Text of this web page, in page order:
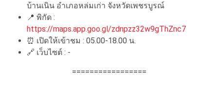
บ้านเนิน อำเภอหล่มเก่า จังหวัดเพชรบูรณ์
📍 พิกัด :
https://maps.app.goo.gl/zdnpzz32w9gThZnc7
⏰ เปิดให้เข้าชม : 05.00-18.00 น.
🔗 เว็บไซต์ : -
=================